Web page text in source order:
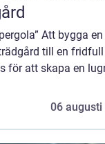
Att bygga en
till en
för att skapa en
06 augusti